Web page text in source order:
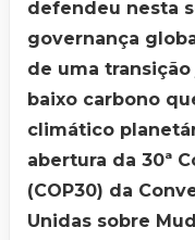
defendeu nesta
governança
de uma
baixo carbono
climático
abertura da 30ª
(COP30) da
Unidas sobre